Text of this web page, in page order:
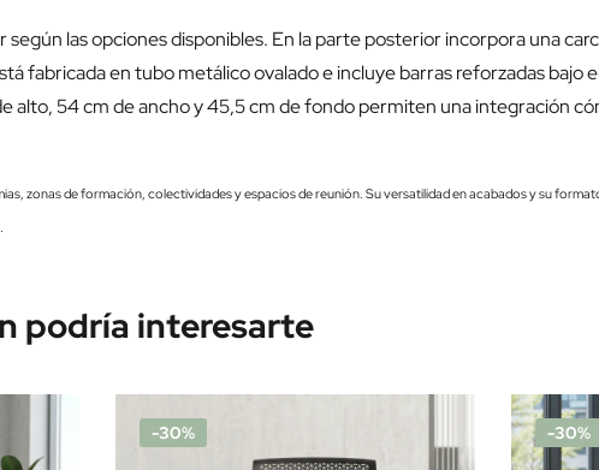
las opciones disponibles. En la parte posterior incorpora una
fabricada en tubo metálico ovalado e incluye barras reforzadas bajo
alto, 54 cm de ancho y 45,5 cm de fondo permiten una integración
zonas de formación, colectividades y espacios de reunión. Su versatilidad en acabados y su
podría interesarte
-30% -30%